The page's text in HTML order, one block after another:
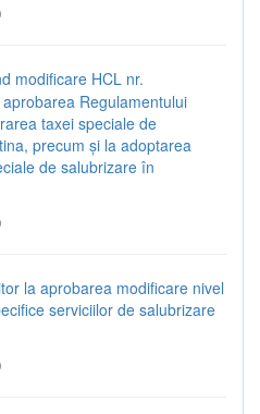
modificare HCL nr.
Regulamentului
taxei speciale de
precum și la adoptarea
de salubrizare în
la aprobarea modificare nivel
serviciilor de salubrizare